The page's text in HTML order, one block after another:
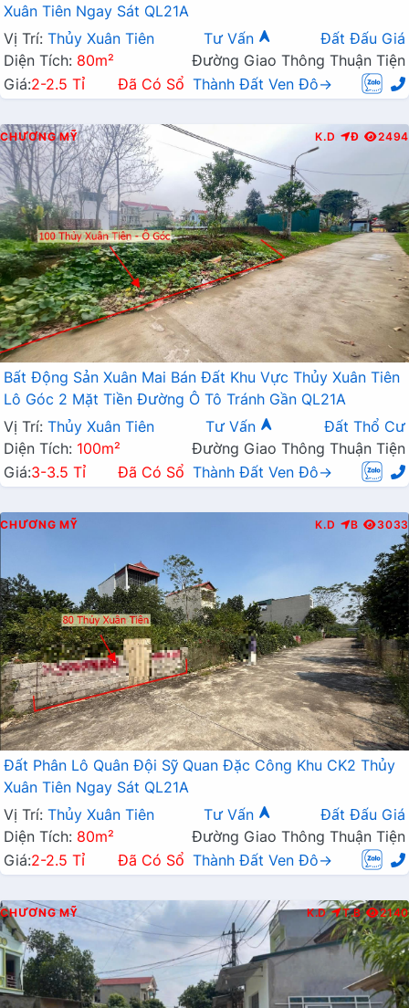
Xuân Tiên Ngay Sát QL21A
Vị Trí: Thủy Xuân Tiên Tư Vấn
Đất Đấu Giá
Diện Tích: 80m²
Đường Giao Thông Thuận Tiện
Giá:2-2.5 Tỉ Đã Có Sổ Thành Đất Ven Đô→
CHƯƠNG MỸ K.D Đ 2494
Bất Động Sản Xuân Mai Bán Đất Khu Vực Thủy Xuân Tiên
Lô Góc 2 Mặt Tiền Đường Ô Tô Tránh Gần QL21A
Vị Trí: Thủy Xuân Tiên Tư Vấn
Đất Thổ Cư
Diện Tích: 100m²
Đường Giao Thông Thuận Tiện
Giá:3-3.5 Tỉ Đã Có Sổ Thành Đất Ven Đô→
CHƯƠNG MỸ K.D B 3033
Đất Phân Lô Quân Đội Sỹ Quan Đặc Công Khu CK2 Thủy
Xuân Tiên Ngay Sát QL21A
Vị Trí: Thủy Xuân Tiên Tư Vấn
Đất Đấu Giá
Diện Tích: 80m²
Đường Giao Thông Thuận Tiện
Giá:2-2.5 Tỉ Đã Có Sổ Thành Đất Ven Đô→
CHƯƠNG MỸ K.D T.B 2140